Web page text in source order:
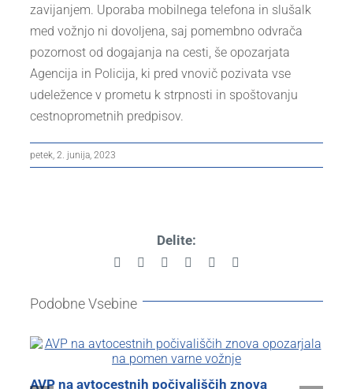
zavijanjem. Uporaba mobilnega telefona in slušalk
med vožnjo ni dovoljena, saj pomembno odvrača
pozornost od dogajanja na cesti, še opozarjata
Agencija in Policija, ki pred vnovič pozivata vse
udeležence v prometu k strpnosti in spoštovanju
cestnoprometnih predpisov.
petek, 2. junija, 2023
Delite:
Facebook Reddit LinkedInPinterest
Podobne Vsebine
AVP na avtocestnih počivališčih znova